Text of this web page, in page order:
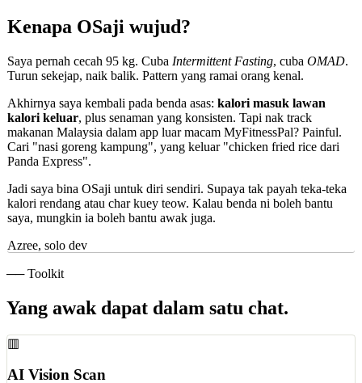
Kenapa OSaji wujud?
Saya pernah cecah 95 kg. Cuba Intermittent Fasting, cuba OMAD.
Turun sekejap, naik balik. Pattern yang ramai orang kenal.
Akhirnya saya kembali pada benda asas: kalori masuk lawan
kalori keluar, plus senaman yang konsisten. Tapi nak track
makanan Malaysia dalam app luar macam MyFitnessPal? Painful.
Cari "nasi goreng kampung", yang keluar "chicken fried rice dari
Panda Express".
Jadi saya bina OSaji untuk diri sendiri. Supaya tak payah teka-teka
kalori rendang atau char kuey teow. Kalau benda ni boleh bantu
saya, mungkin ia boleh bantu awak juga.
Azree, solo dev
── Toolkit
Yang awak dapat dalam satu chat.
▥
AI Vision Scan